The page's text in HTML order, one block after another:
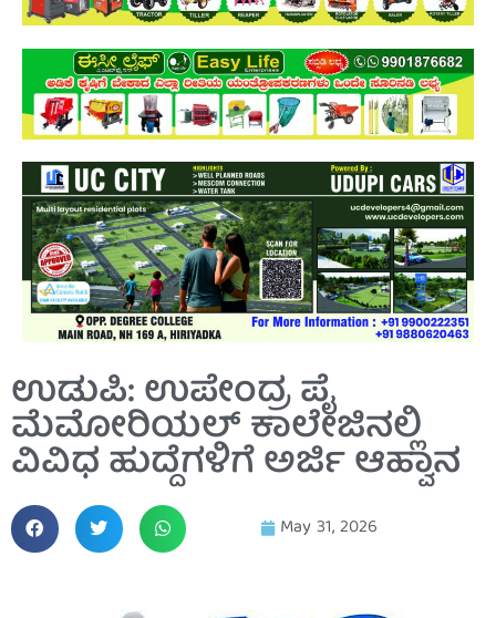
ಉಡುಪಿ: ಉಪೇಂದ್ರ ಪೈ
ಮೆಮೋರಿಯಲ್ ಕಾಲೇಜಿನಲ್ಲಿ
ವಿವಿಧ ಹುದ್ದೆಗಳಿಗೆ ಅರ್ಜಿ ಆಹ್ವಾನ
May 31, 2026